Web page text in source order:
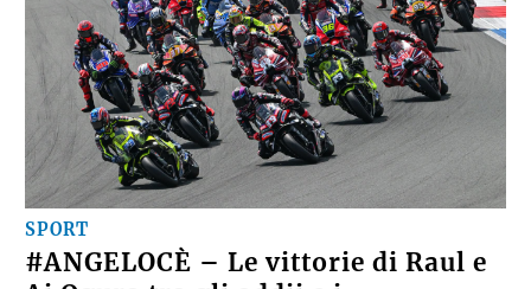
SPORT
#ANGELOCÈ – Le vittorie di Raul e